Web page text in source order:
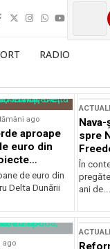
RADIO
ago
aproape
euro din
de euro din
Delta Dunării
spre
În
ani de...
ago